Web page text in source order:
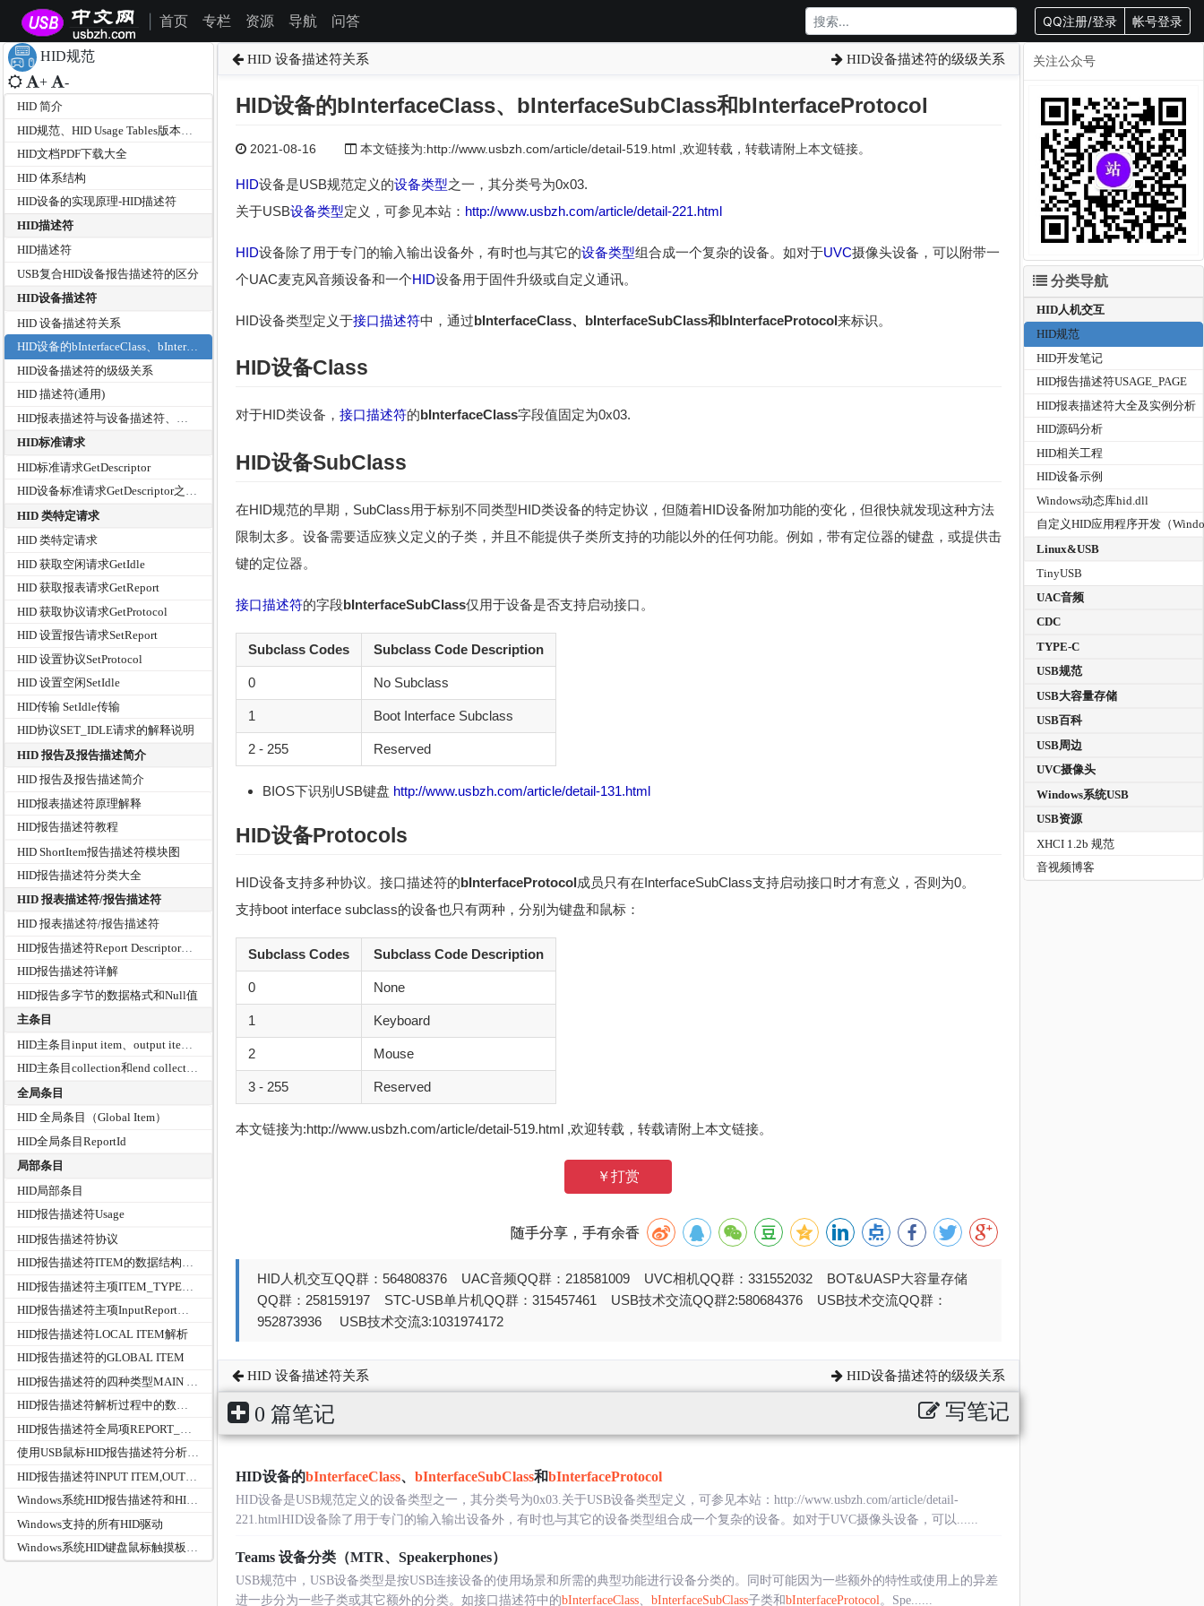
首页 专栏 资源 导航 问答 QQ注册/登录 帐号登录
HID规范
+ -
HID 简介
HID文档PDF下载大全
HID 体系结构
HID设备的实现原理-HID描述符
HID描述符
HID描述符
USB复合HID设备报告描述符的区分
HID设备描述符
HID 设备描述符关系
HID设备的bInterfaceClass、bInterfaceSubClass和bInterfaceProtocol
HID设备描述符的级级关系
HID 描述符(通用)
HID标准请求
HID标准请求GetDescriptor
HID设备标准请求GetDescriptor之获取报告描述符
HID 类特定请求
HID 类特定请求
HID 获取空闲请求GetIdle
HID 获取报表请求GetReport
HID 获取协议请求GetProtocol
HID 设置报告请求SetReport
HID 设置协议SetProtocol
HID 设置空闲SetIdle
HID传输 SetIdle传输
HID协议SET_IDLE请求的解释说明
HID 报告及报告描述简介
HID 报告及报告描述简介
HID报表描述符原理解释
HID报告描述符教程
HID ShortItem报告描述符模块图
HID报告描述符分类大全
HID 报表描述符/报告描述符
HID 报表描述符/报告描述符
HID报告描述符Report Descriptor解析分析
HID报告描述符详解
HID报告多字节的数据格式和Null值
主条目
HID主条目collection和end collection详解
全局条目
HID 全局条目（Global Item）
HID全局条目ReportId
局部条目
HID局部条目
HID报告描述符Usage
HID报告描述符协议
HID报告描述符ITEM的数据结构及代码分析过程
HID报告描述符主项InputReport、OutputReport,FeatureReport
HID报告描述符LOCAL ITEM解析
HID报告描述符的GLOBAL ITEM
HID报告描述符解析过程中的数据结构关系
使用USB鼠标HID报告描述符分析HID_REPORT及成员HID_REPORT_ITEM关系
Windows系统HID报告描述符和HID报告数据最大最小长度
Windows支持的所有HID驱动
Windows系统HID键盘鼠标触摸板驱动程序架构
HID 设备描述符关系 HID设备描述符的级级关系
HID设备的bInterfaceClass、bInterfaceSubClass和bInterfaceProtocol
2021-08-16 本文链接为:http://www.usbzh.com/article/detail-519.html ,欢迎转载，转载请附上本文链接。
HID设备是USB规范定义的设备类型之一，其分类号为0x03.
关于USB设备类型定义，可参见本站： http://www.usbzh.com/article/detail-221.html
HID设备除了用于专门的输入输出设备外，有时也与其它的设备类型组合成一个复杂的设备。如对于UVC摄像头设备，可以附带一
个UAC麦克风音频设备和一个HID设备用于固件升级或自定义通讯。
HID设备类型定义于接口描述符中，通过bInterfaceClass、bInterfaceSubClass和bInterfaceProtocol来标识。
HID设备Class
对于HID类设备， 接口描述符的bInterfaceClass字段值固定为0x03.
HID设备SubClass
在HID规范的早期，SubClass用于标别不同类型HID类设备的特定协议，但随着HID设备附加功能的变化，但很快就发现这种方法
限制太多。设备需要适应狭义定义的子类，并且不能提供子类所支持的功能以外的任何功能。例如，带有定位器的键盘，或提供击
键的定位器。
接口描述符的字段bInterfaceSubClass仅用于设备是否支持启动接口。
Subclass Codes Subclass Code Description
0 No Subclass
1 Boot Interface Subclass
2 - 255 Reserved
BIOS下识别USB键盘 http://www.usbzh.com/article/detail-131.html
HID设备Protocols
HID设备支持多种协议。接口描述符的bInterfaceProtocol成员只有在InterfaceSubClass支持启动接口时才有意义，否则为0。
支持boot interface subclass的设备也只有两种，分别为键盘和鼠标：
Subclass Codes Subclass Code Description
0 None
1 Keyboard
2 Mouse
3 - 255 Reserved
本文链接为:http://www.usbzh.com/article/detail-519.html ,欢迎转载，转载请附上本文链接。
￥打赏
随手分享，手有余香
HID人机交互QQ群：564808376 UAC音频QQ群：218581009 UVC相机QQ群：331552032 BOT&UASP大容量存储
QQ群：258159197 STC-USB单片机QQ群：315457461 USB技术交流QQ群2:580684376 USB技术交流QQ群：
952873936 USB技术交流3:1031974172
HID 设备描述符关系 HID设备描述符的级级关系
0 篇笔记 写笔记
HID设备的bInterfaceClass、 bInterfaceSubClass和bInterfaceProtocol
HID设备是USB规范定义的设备类型之一，其分类号为0x03.关于USB设备类型定义，可参见本站：http://www.usbzh.com/article/detail-
221.htmlHID设备除了用于专门的输入输出设备外，有时也与其它的设备类型组合成一个复杂的设备。如对于UVC摄像头设备，可以......
Teams 设备分类（MTR、Speakerphones）
USB规范中，USB设备类型是按USB连接设备的使用场景和所需的典型功能进行设备分类的。同时可能因为一些额外的特性或使用上的异差
进一步分为一些子类或其它额外的分类。如接口描述符中的bInterfaceClass、 bInterfaceSubClass子类和bInterfaceProtocol 。Spe......
关注公众号
分类导航
HID人机交互
HID规范
HID开发笔记
HID报告描述符USAGE_PAGE
HID报表描述符大全及实例分析
HID源码分析
HID相关工程
HID设备示例
Windows动态库hid.dll
自定义HID应用程序开发（
Linux&USB
TinyUSB
UAC音频
CDC
TYPE-C
USB规范
USB大容量存储
USB百科
USB周边
UVC摄像头
Windows系统USB
USB资源
XHCI 1.2b 规范
音视频博客